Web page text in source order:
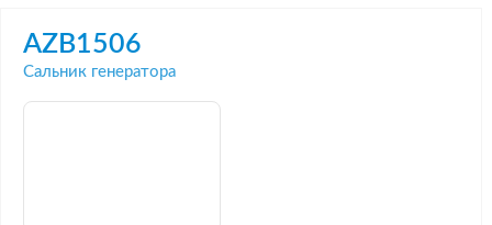
AZB1506
Сальник генератора